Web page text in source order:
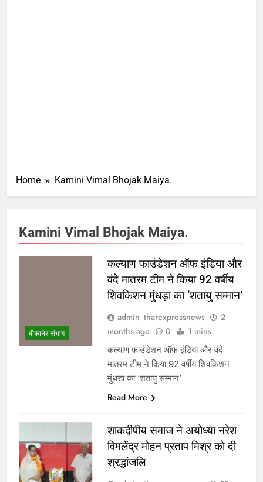
Home Kamini Vimal Bhojak Maiya.
Kamini Vimal Bhojak Maiya.
बीकानेर संभाग
कल्याण फाउंडेशन ऑफ इंडिया और
वंदे मातरम टीम ने किया 92 वर्षीय
शिवकिशन मुंधड़ा का ‘शतायु सम्मान’
admin_tharexpressnews
2
months ago
0 1 mins
कल्याण फाउंडेशन ऑफ इंडिया और वंदे
मातरम टीम ने किया 92 वर्षीय शिवकिशन
मुंधड़ा का ‘शतायु सम्मान’
Read More
शाकद्वीपीय समाज ने अयोध्या नरेश
विमलेंद्र मोहन प्रताप मिश्र को दी
श्रद्धांजलि